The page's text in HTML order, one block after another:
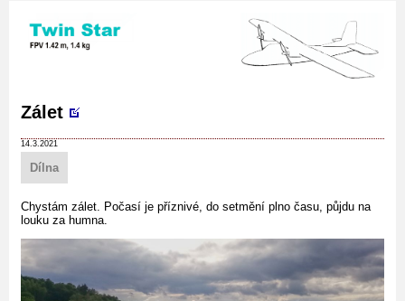
Zálet
14.3.2021
Dílna
Chystám zálet. Počasí je příznivé, do setmění plno času, půjdu na
louku za humna.